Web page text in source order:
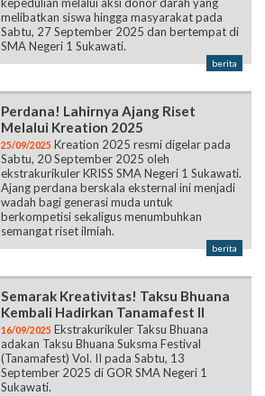
melibatkan siswa hingga masyarakat pada
Sabtu, 27 September 2025 dan bertempat di
SMA Negeri 1 Sukawati.
berita
Perdana! Lahirnya Ajang Riset
Melalui Kreation 2025
25/09/2025 Kreation 2025 resmi digelar pada
Sabtu, 20 September 2025 oleh
ekstrakurikuler KRISS SMA Negeri 1 Sukawati.
Ajang perdana berskala eksternal ini menjadi
wadah bagi generasi muda untuk
berkompetisi sekaligus menumbuhkan
semangat riset ilmiah.
berita
Semarak Kreativitas! Taksu Bhuana
Kembali Hadirkan Tanamafest II
16/09/2025 Ekstrakurikuler Taksu Bhuana
adakan Taksu Bhuana Suksma Festival
(Tanamafest) Vol. II pada Sabtu, 13
September 2025 di GOR SMA Negeri 1
Sukawati.